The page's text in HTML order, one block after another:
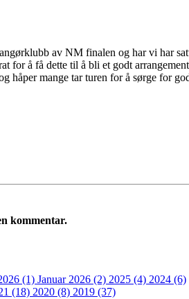
av NM finalen og har vi har
for å få dette til å bli et godt
håper mange tar turen for å sørge for
kommentar.
(1) Januar 2026 (2) 2025 (4) 2024 (6)
(18) 2020 (8) 2019 (37)